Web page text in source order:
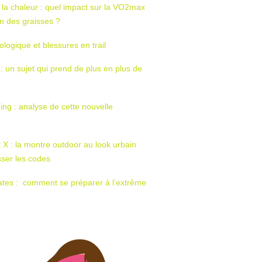
chaleur : quel impact sur la VO2max
des graisses ?
et blessures en trail
un sujet qui prend de plus en plus de
: analyse de cette nouvelle
X : la montre outdoor au look urbain
les codes
: comment se préparer à l’extrême